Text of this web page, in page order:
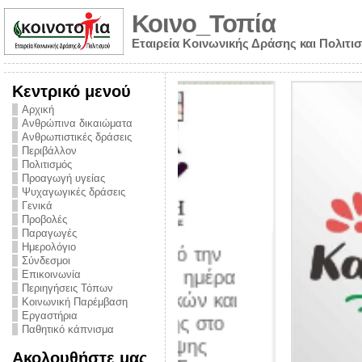
Κοινο_Τοπία
Εταιρεία Κοινωνικής Δράσης και
Κεντρικό μενού
Αρχική
Ανθρώπινα δικαιώματα
Ανθρωπιστικές δράσεις
Περιβάλλον
Πολιτισμός
Προαγωγή υγείας
Ψυχαγωγικές δράσεις
Γενικά
Προβολές
Παραγωγές
Ημερολόγιο
Σύνδεσμοι
Επικοινωνία
Περιηγήσεις Τόπων
Κοινωνική Παρέμβαση
Εργαστήρια
Παθητικό κάπνισμα
Ακολουθήστε μας
από την
την ημέρα
και
στο